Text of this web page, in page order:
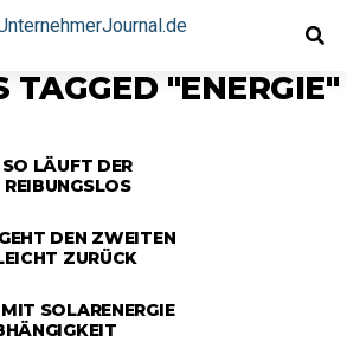
TAGGED "ENERGIE"
LÄUFT DER
DEN ZWEITEN
ZURÜCK
SOLARENERGIE